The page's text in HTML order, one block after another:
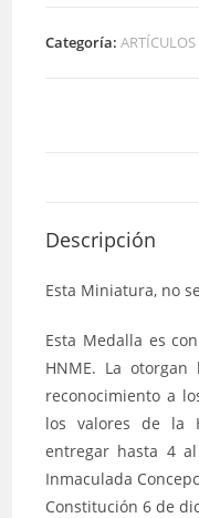
Categoría:
Descripción
Esta Miniatura, no
Esta Medalla es
HNME. La otorgan
reconocimiento a
los valores de la
entregar hasta 4
Inmaculada
Constitución 6 de